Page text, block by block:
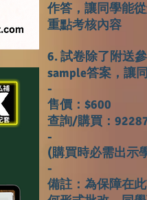
作答，讓同學能
重點考核內容
6. 試卷除了附送
sample答案，讓
-
售價：$600
查詢/購買：
-
(購買時必需出示
-
備註：為保障在